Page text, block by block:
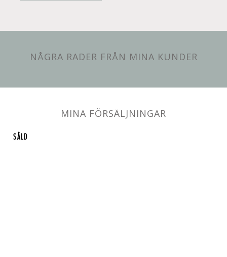
NÅGRA RADER FRÅN MINA KUNDER
MINA FÖRSÄLJNINGAR
SÅLD